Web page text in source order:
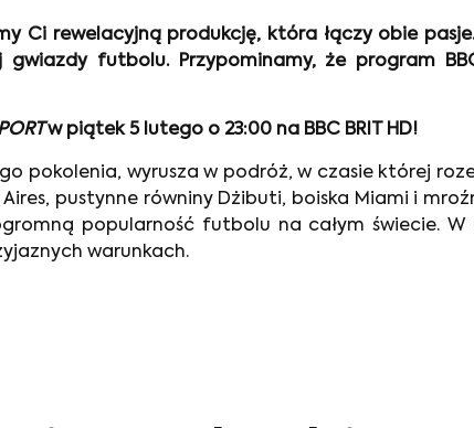
Ci rewelacyjną produkcję, która łączy obie
gwiazdy futbolu. Przypominamy, że program
w piątek 5 lutego o 23:00 na BBC BRIT HD!
pokolenia, wyrusza w podróż, w czasie której
pustynne równiny Dżibuti, boiska Miami i
popularność futbolu na całym świecie.
warunkach.